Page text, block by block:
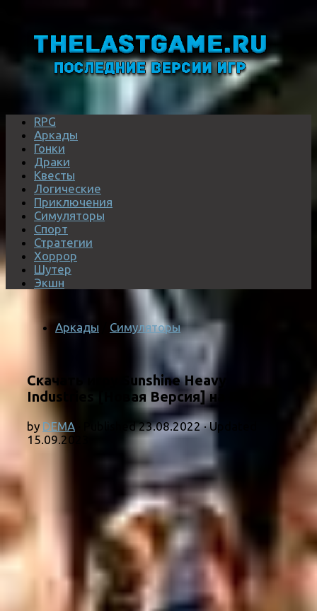
RPG
Аркады
Гонки
Драки
Квесты
Логические
Приключения
Симуляторы
Спорт
Стратегии
Хоррор
Шутер
Экшн
Аркады Симуляторы
Скачать игру Sunshine Heavy
Industries [Новая Версия] на ПК
by DEMA · Published23.08.2022· Updated
15.09.2023